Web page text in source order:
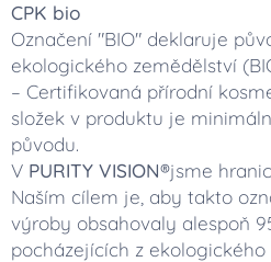
CPK bio
Označení "BIO" deklaruje
ekologického zemědělství
– Certifikovaná přírodní
složek v produktu je
původu.
V PURITY VISION®jsme
Naším cílem je, aby takto
výroby obsahovaly alespoň
pocházejících z ekologického